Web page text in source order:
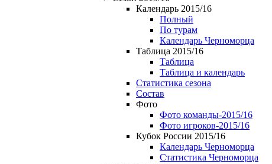
Календарь 2015/16
Полный
По турам
Календарь Черноморца
Таблица 2015/16
Таблица
Таблица и календарь
Статистика сезона
Состав
Фото
Фото команды-2015/16
Фото игроков-2015/16
Кубок России 2015/16
Календарь Черноморца
Статистика Черноморца